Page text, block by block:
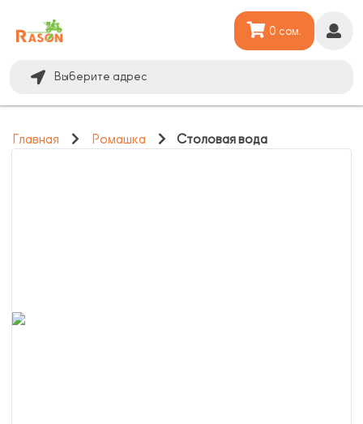
Выберите адрес
0 сом.
Главная Ромашка Столовая вода